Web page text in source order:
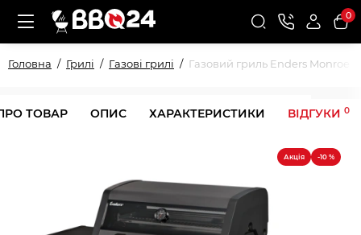
0
Головна Грилі Газові грилі Газовий гриль Enders Monroe
ТОВАР ОПИС ХАРАКТЕРИСТИКИ ВІДГУКИ 0
Акція -10 %